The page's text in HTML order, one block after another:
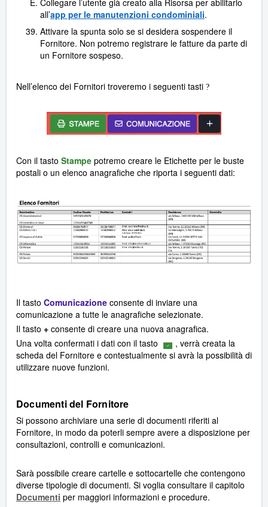
all’app per le manutenzioni condominiali.
Attivare la spunta solo se si desidera sospendere il
Fornitore. Non potremo registrare le fatture da parte di
un Fornitore sospeso.
Nell’elenco dei Fornitori troveremo i seguenti tasti ?
Con il tasto Stampe potremo creare le Etichette per le buste
postali o un elenco anagrafiche che riporta i seguenti dati:
Il tasto Comunicazione consente di inviare una
comunicazione a tutte le anagrafiche selezionate.
Il tasto + consente di creare una nuova anagrafica.
Una volta confermati i dati con il tasto
, verrà creata la
scheda del Fornitore e contestualmente si avrà la possibilità di
utilizzare nuove funzioni.
Documenti del Fornitore
Si possono archiviare una serie di documenti riferiti al
Fornitore, in modo da poterli sempre avere a disposizione per
consultazioni, controlli e comunicazioni.
Sarà possibile creare cartelle e sottocartelle che contengono
diverse tipologie di documenti. Si voglia consultare il capitolo
Documenti per maggiori informazioni e procedure.